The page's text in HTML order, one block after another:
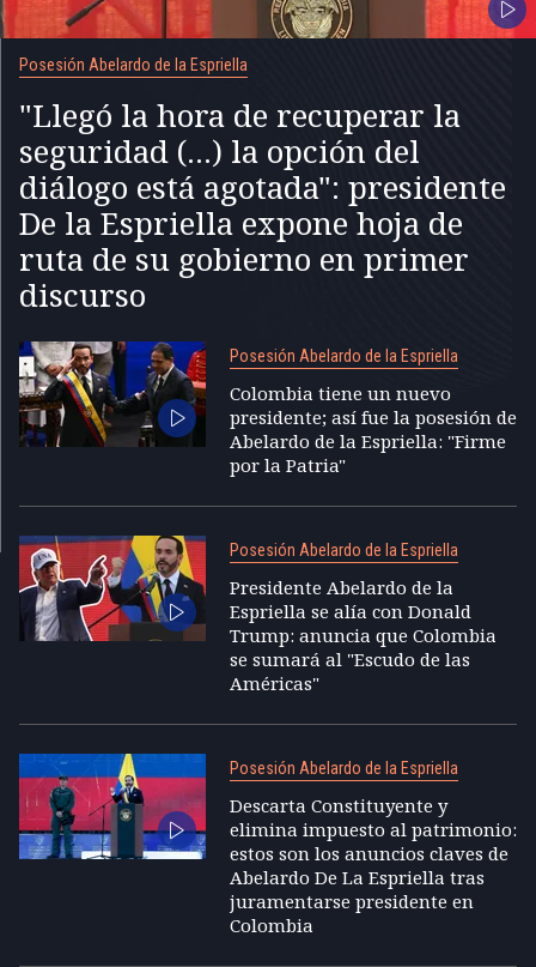
Posesión Abelardo de la Espriella
"Llegó la hora de recuperar la
seguridad (...) la opción del
diálogo está agotada": presidente
De la Espriella expone hoja de
ruta de su gobierno en primer
discurso
Posesión Abelardo de la Espriella
Colombia tiene un nuevo
presidente; así fue la posesión de
Abelardo de la Espriella: "Firme
por la Patria"
Posesión Abelardo de la Espriella
Presidente Abelardo de la
Espriella se alía con Donald
Trump: anuncia que Colombia
se sumará al "Escudo de las
Américas"
Posesión Abelardo de la Espriella
Descarta Constituyente y
elimina impuesto al patrimonio:
estos son los anuncios claves de
Abelardo De La Espriella tras
juramentarse presidente en
Colombia